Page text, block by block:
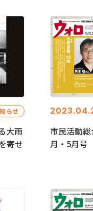
らせ
大雨
寄せ
市民活動
月・5月号